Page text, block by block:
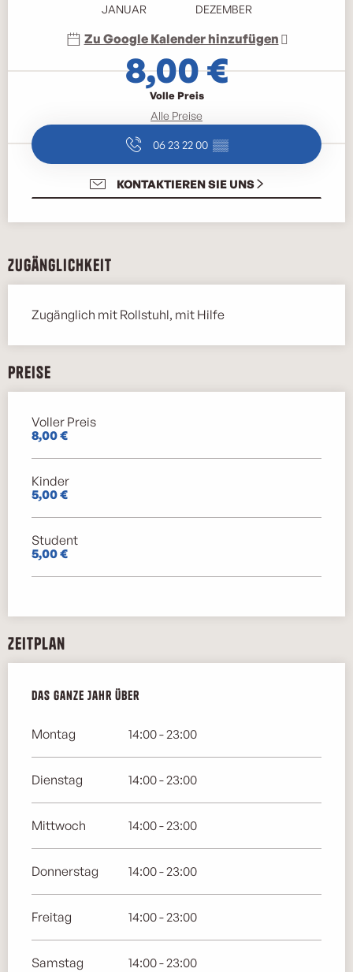
JANUAR DEZEMBER
Zu Google Kalender hinzufügen
8,00 €
Volle Preis
Alle Preise
06 23 22 00 ▒▒
KONTAKTIEREN SIE UNS
Zugänglichkeit
Zugänglich mit Rollstuhl, mit Hilfe
Preise
Preise 2026
Voller Preis
8,00 €
Kinder
5,00 €
Student
5,00 €
Zeitplan
Das ganze Jahr über
Das ganze Jahr über
Montag 14:00 - 23:00
Dienstag 14:00 - 23:00
Mittwoch 14:00 - 23:00
Donnerstag 14:00 - 23:00
Freitag 14:00 - 23:00
Samstag 14:00 - 23:00